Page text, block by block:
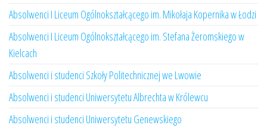
Absolwenci I Liceum Ogólnokształcącego im. Mikołaja Kopernika w Łodzi
Absolwenci I Liceum Ogólnokształcącego im. Stefana Żeromskiego w
Kielcach
Absolwenci i studenci Szkoły Politechnicznej we Lwowie
Absolwenci i studenci Uniwersytetu Albrechta w Królewcu
Absolwenci i studenci Uniwersytetu Genewskiego